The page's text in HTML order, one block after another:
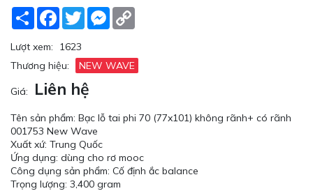
Share Facebook
TwitterMessenger
Lượt xem:
1623
Thương hiệu:
NEW WAVE
Giá: Liên hệ
Tên sản phẩm: Bạc lỗ tai phi 70 (77x101) không rãnh+ có rãnh
001753 New Wave
Xuất xứ: Trung Quốc
Ứng dụng: dùng cho rơ mooc
Công dụng sản phẩm: Cố định ắc balance
Trọng lượng: 3,400 gram